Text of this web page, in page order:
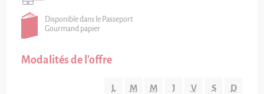
Disponible dans le Passeport
Gourmand papier
Modalités de l'offre
L M M J V S D